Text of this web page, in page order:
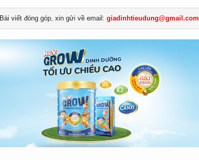
Bài viết đóng góp, xin gửi về email: giadinhtieudung@gmail.com